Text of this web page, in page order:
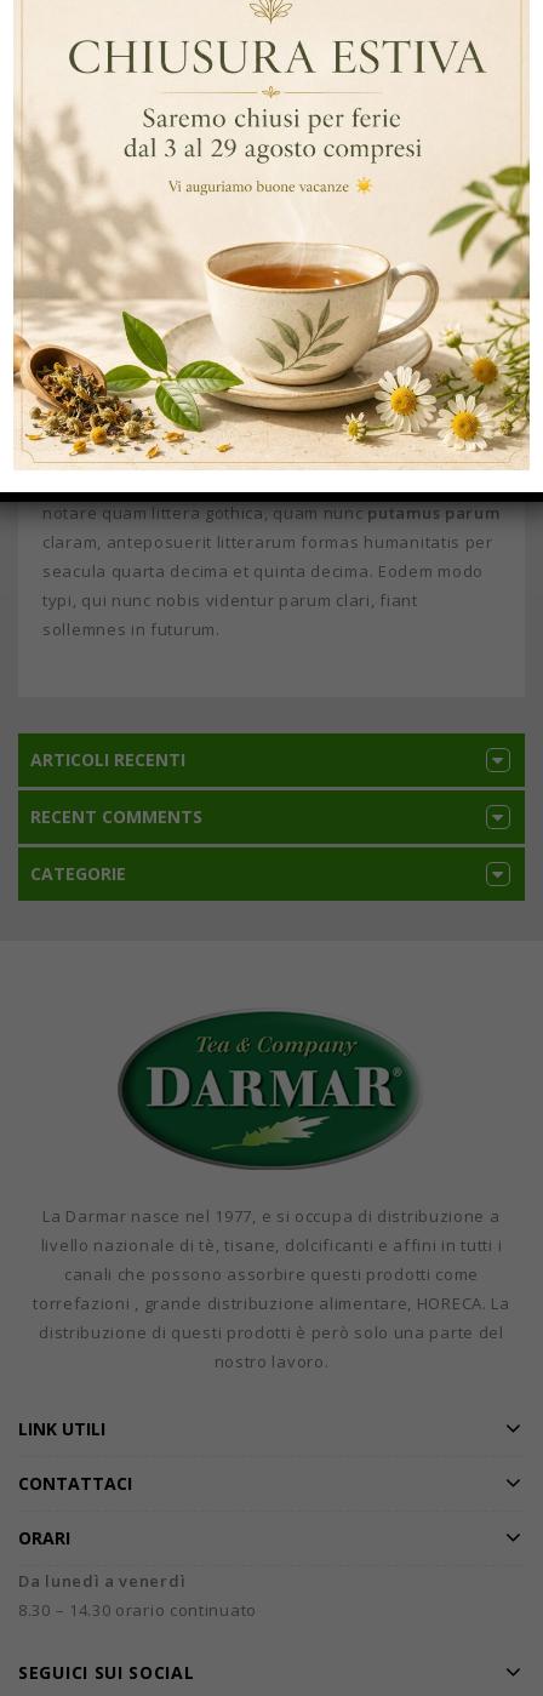
suscipit lobortis nisl ut aliquip ex ea commodo
consequat.
Duis autem vel eum iriure dolor in hendrerit in
vulputate velit esse molestie consequat, vel illum
dolore eu feugiat nulla facilisis at vero eros et
accumsan et iusto odio dignissim qui blandit praesent
luptatum zzril delenit augue duis dolore te feugait nulla
facilisi. Nam liber tempor cum soluta nobis eleifend
option congue nihil imperdiet doming id quod mazim
placerat facer possim assum.
Typi non habent claritatem insitam; est usus legentis in
iis qui facit eorum claritatem. Investigationes
demonstraverunt lectores legere me lius quod ii legunt
saepius. Claritas est etiam processus dynamicus, qui
notare quam littera gothica, quam nuncputamus parum
claram, anteposuerit litterarum formas humanitatis per
seacula quarta decima et quinta decima. Eodem modo
typi, qui nunc nobis videntur parum clari, fiant
sollemnes in futurum.
ARTICOLI RECENTI
RECENT COMMENTS
CATEGORIE
La Darmar nasce nel 1977, e si occupa di distribuzione a
livello nazionale di tè, tisane, dolcificanti e affini in tutti i
canali che possono assorbire questi prodotti come
torrefazioni , grande distribuzione alimentare, HORECA. La
distribuzione di questi prodotti è però solo una parte del
nostro lavoro.
LINK UTILI
CONTATTACI
ORARI
Da lunedì a venerdì
8.30 – 14.30 orario continuato
SEGUICI SUI SOCIAL